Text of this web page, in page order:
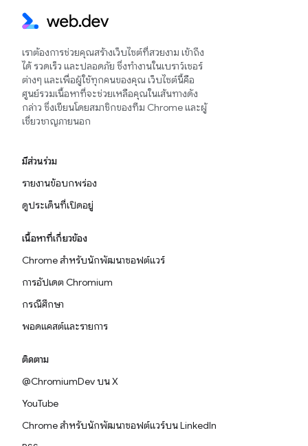
เราต้องการช่วยคุณสร้างเว็บไซต์ที่สวยงาม เข้าถึง
ได้ รวดเร็ว และปลอดภัย ซึ่งทำงานในเบราว์เซอร์
ต่างๆ และเพื่อผู้ใช้ทุกคนของคุณ เว็บไซต์นี้คือ
ศูนย์รวมเนื้อหาที่จะช่วยเหลือคุณในเส้นทางดัง
กล่าว ซึ่งเขียนโดยสมาชิกของทีม Chrome และผู้
เชี่ยวชาญภายนอก
มีส่วนร่วม
รายงานข้อบกพร่อง
ดูประเด็นที่เปิดอยู่
เนื้อหาที่เกี่ยวข้อง
Chrome สำหรับนักพัฒนาซอฟต์แวร์
การอัปเดต Chromium
กรณีศึกษา
พอดแคสต์และรายการ
ติดตาม
@ChromiumDev บน X
YouTube
Chrome สำหรับนักพัฒนาซอฟต์แวร์บน LinkedIn